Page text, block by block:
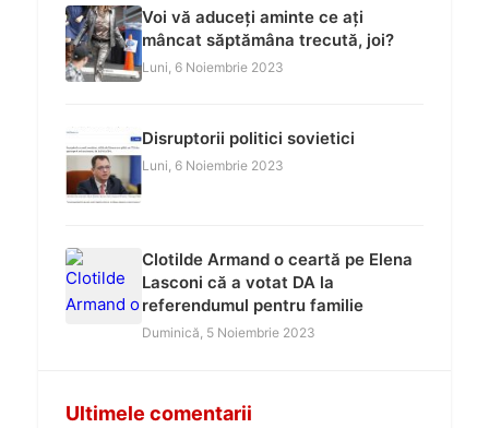
Voi vă aduceți aminte ce ați
mâncat săptămâna trecută, joi?
Luni, 6 Noiembrie 2023
Disruptorii politici sovietici
Luni, 6 Noiembrie 2023
Clotilde Armand o ceartă pe Elena
Lasconi că a votat DA la
referendumul pentru familie
Duminică, 5 Noiembrie 2023
Ultimele comentarii